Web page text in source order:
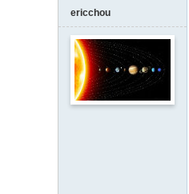
ericchou